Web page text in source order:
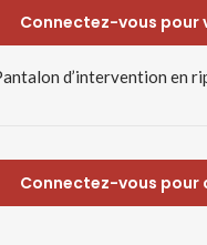
Connectez-vous pour
d’intervention en
Connectez-vous pour